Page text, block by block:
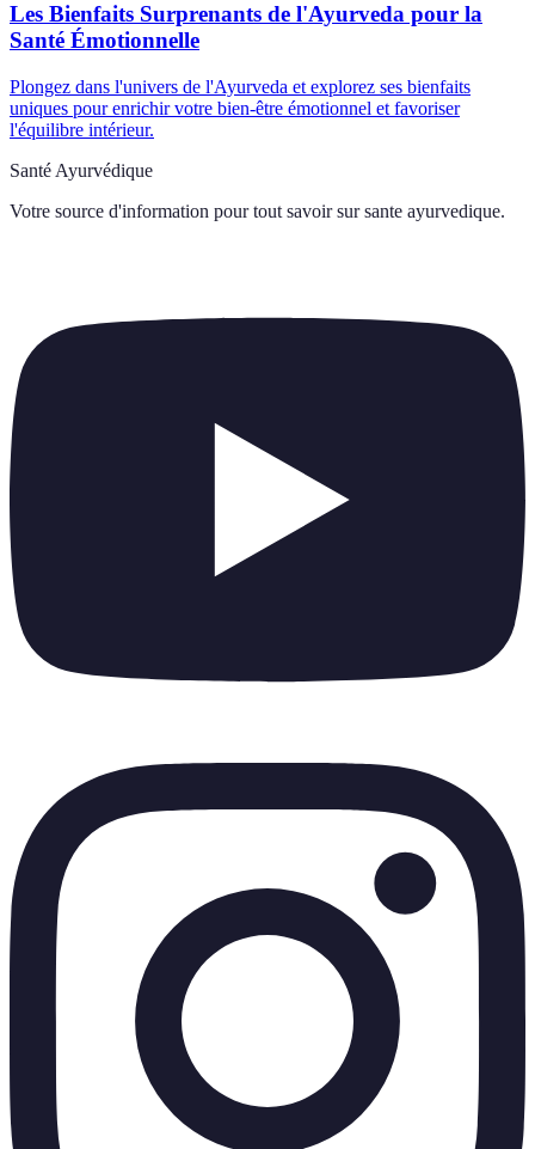
Les Bienfaits Surprenants de l'Ayurveda pour la
Santé Émotionnelle
Plongez dans l'univers de l'Ayurveda et explorez ses bienfaits
uniques pour enrichir votre bien-être émotionnel et favoriser
l'équilibre intérieur.
Santé Ayurvédique
Votre source d'information pour tout savoir sur sante ayurvedique.